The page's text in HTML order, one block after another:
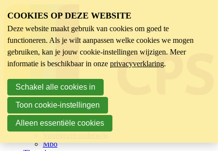
Sector
Kinderopvang
Basisonderwijs
Mbo
COOKIES OP DEZE WEBSITE
Deze website maakt gebruik van cookies om goed te
functioneren. Als je wilt aanpassen welke cookies we mogen
gebruiken, kan je jouw cookie-instellingen wijzigen. Meer
informatie is beschikbaar in onze privacyverklaring.
Schakel alle cookies in
Toon cookie-instellingen
Alleen essentiële cookies